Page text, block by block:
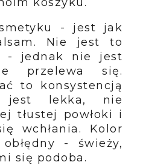
- jest jak
Nie jest to
- jednak nie jest
przelewa się.
to konsystencją
jest lekka, nie
tłustej powłoki i
wchłania. Kolor
- świeży,
się podoba.